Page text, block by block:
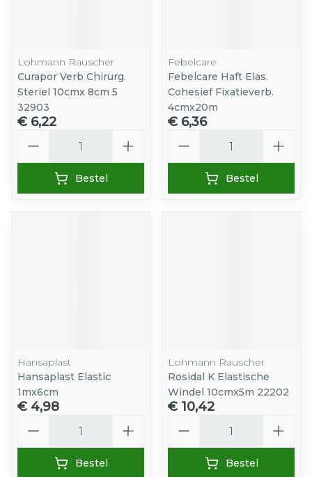
Lohmann Rauscher
Curapor Verb Chirurg.
Steriel 10cmx 8cm 5
32903
€ 6,22
Bestel
Febelcare
Febelcare Haft Elas.
Cohesief Fixatieverb.
4cmx20m
€ 6,36
Bestel
Hansaplast
Hansaplast Elastic
1mx6cm
€ 4,98
Bestel
Lohmann Rauscher
Rosidal K Elastische
Windel 10cmx5m 22202
€ 10,42
Bestel